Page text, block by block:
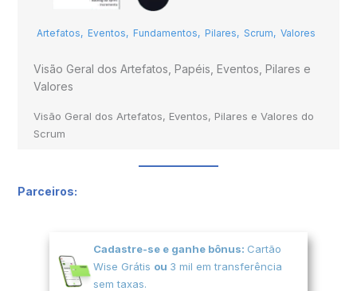
Artefatos, Eventos, Fundamentos, Pilares, Scrum, Valores
Visão Geral dos Artefatos, Papéis, Eventos, Pilares e
Valores
Visão Geral dos Artefatos, Eventos, Pilares e Valores do
Scrum
Parceiros:
Cadastre-se e ganhe bônus: Cartão
Wise Grátis ou 3 mil em transferência
sem taxas.